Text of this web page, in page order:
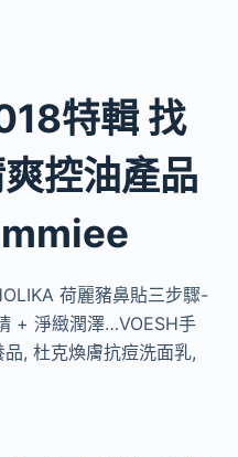
特輯 找
控油產品
荷麗豬鼻貼三步驟-
+ 淨緻潤澤…VOESH手
, 杜克煥膚抗痘洗面乳,